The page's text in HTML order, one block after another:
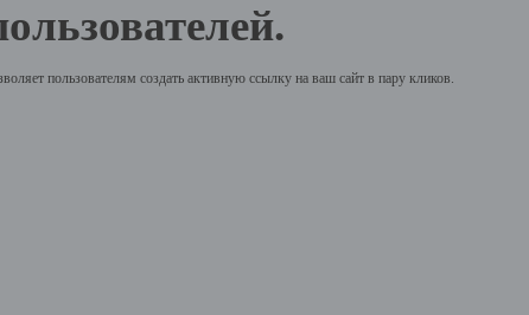
пользователям создать активную ссылку на ваш сайт в пару кликов.